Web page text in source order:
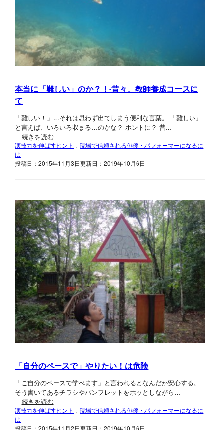
本当に「難しい」のか？！-昔々、教師養成コースに
て
「難しい！」…それは思わず出てしまう便利な言葉。 「難しい」
と言えば、いろいろ収まる…のかな？ ホントに？ 昔…
続きを読む
演技力を伸ばすヒント , 現場で信頼される俳優・パフォーマーになるに
は
投稿日：2015年11月3日更新日：2019年10月6日
「自分のペースで」やりたい！は危険
「ご自分のペースで学べます」と言われるとなんだか安心する。
そう書いてあるチラシやパンフレットをホッとしながら…
続きを読む
演技力を伸ばすヒント , 現場で信頼される俳優・パフォーマーになるに
は
投稿日：2015年11月2日更新日：2019年10月6日